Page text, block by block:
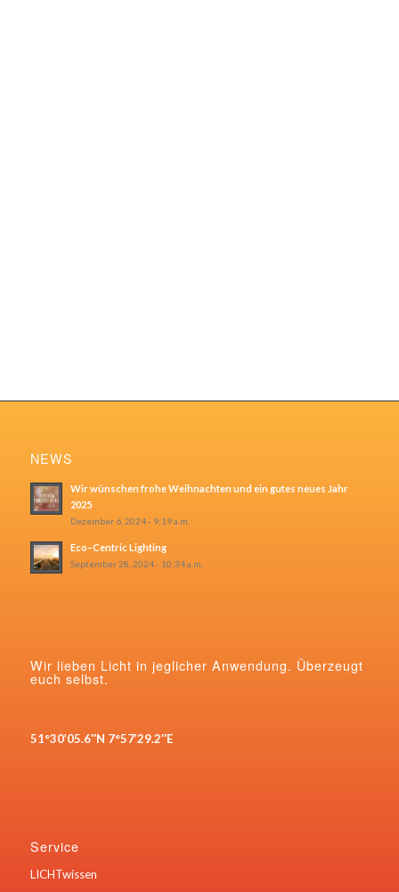
NEWS
Wir wünschen frohe Weihnachten und ein gutes neues Jahr
2025
Dezember 6, 2024 - 9:19 a.m.
Eco–Centric Lighting
September 28, 2024 - 10:34 a.m.
Wir lieben Licht in jeglicher Anwendung. Überzeugt
euch selbst.
51°30’05.6″N 7°57’29.2″E
Service
LICHTwissen